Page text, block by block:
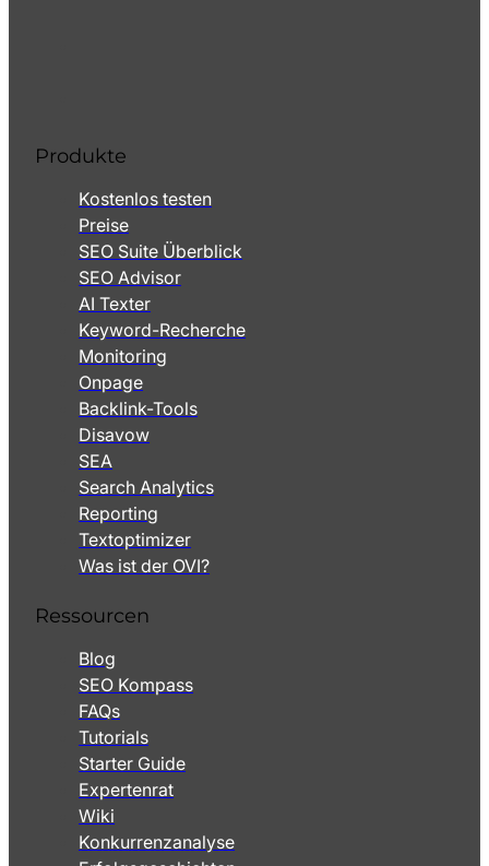
Produkte
Kostenlos testen
Preise
SEO Suite Überblick
SEO Advisor
AI Texter
Keyword-Recherche
Monitoring
Onpage
Backlink-Tools
Disavow
SEA
Search Analytics
Reporting
Textoptimizer
Was ist der OVI?
Ressourcen
Blog
SEO Kompass
FAQs
Tutorials
Starter Guide
Expertenrat
Wiki
Konkurrenzanalyse